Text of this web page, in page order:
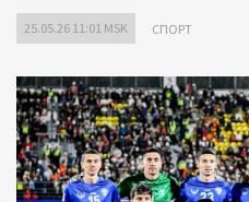
25.05.26 11:01 MSK СПОРТ